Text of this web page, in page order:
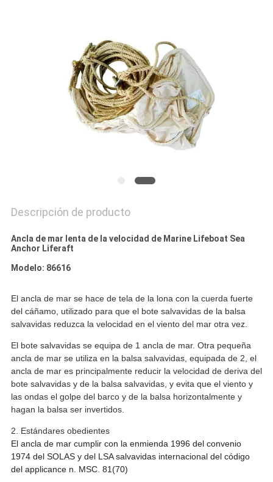
Descripción de producto
Ancla de mar lenta de la velocidad de Marine Lifeboat Sea
Anchor Liferaft
Modelo: 86616
El ancla de mar se hace de tela de la lona con la cuerda fuerte
del cáñamo, utilizado para que el bote salvavidas de la balsa
salvavidas reduzca la velocidad en el viento del mar otra vez.
El bote salvavidas se equipa de 1 ancla de mar. Otra pequeña
ancla de mar se utiliza en la balsa salvavidas, equipada de 2, el
ancla de mar es principalmente reducir la velocidad de deriva del
bote salvavidas y de la balsa salvavidas, y evita que el viento y
las ondas el golpe del barco y de la balsa horizontalmente y
hagan la balsa ser invertidos.
2. Estándares obedientes
El ancla de mar cumplir con la enmienda 1996 del convenio
1974 del SOLAS y del LSA salvavidas internacional del código
del applicance n. MSC. 81(70)